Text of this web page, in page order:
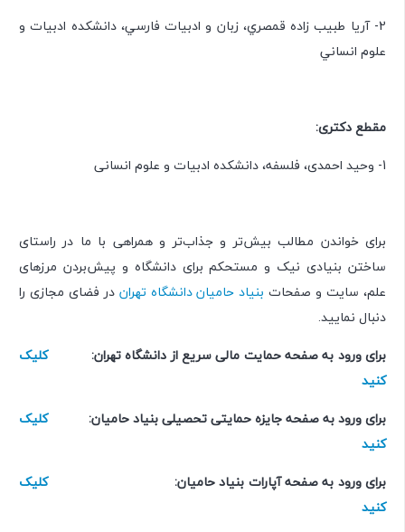
2- آريا طبيب زاده قمصري، زبان و ادبيات فارسي، دانشكده ادبيات و
علوم انساني
مقطع دکتری:
1- وحید احمدی، فلسفه، دانشكده ادبيات و علوم انسانی
برای خواندن مطالب بیش‌تر و جذاب‌تر و همراهی با ما در راستای
ساختن بنیادی نیک و مستحکم برای دانشگاه و پیش‌بردن مرزهای
علم، سایت و صفحات بنیاد حامیان دانشگاه تهران در فضای مجازی را
دنبال نمایید.
برای ورود به صفحه حمایت مالی سریع از دانشگاه تهران:کلیک
کنید
برای ورود به صفحه جایزه حمایتی تحصیلی بنیاد حامیان:کلیک
کنید
برای ورود به صفحه آپارات بنیاد حامیان:کلیک
کنید